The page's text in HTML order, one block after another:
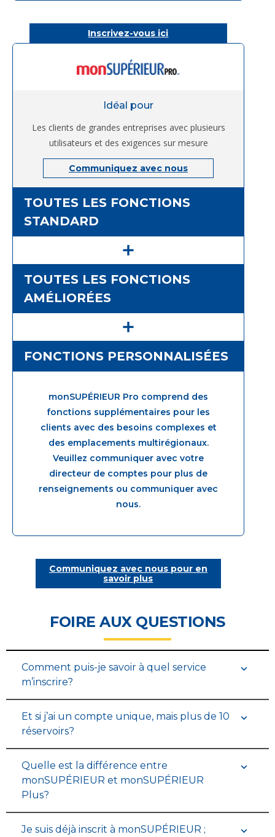
Inscrivez-vous ici
Idéal pour
Les clients de grandes entreprises avec plusieurs
utilisateurs et des exigences sur mesure
Communiquez avec nous
TOUTES LES FONCTIONS
STANDARD
TOUTES LES FONCTIONS
AMÉLIORÉES
FONCTIONS PERSONNALISÉES
monSUPÉRIEUR Pro comprend des
fonctions supplémentaires pour les
clients avec des besoins complexes et
des emplacements multirégionaux.
Veuillez communiquer avec votre
directeur de comptes pour plus de
renseignements ou communiquer avec
nous.
Communiquez avec nous pour en
savoir plus
FOIRE AUX QUESTIONS
Comment puis-je savoir à quel service
m’inscrire?
Et si j’ai un compte unique, mais plus de 10
réservoirs?
Quelle est la différence entre
monSUPÉRIEUR et monSUPÉRIEUR
Plus?
Je suis déjà inscrit à monSUPÉRIEUR ;